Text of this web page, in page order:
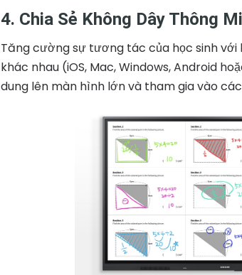
4. Chia Sẻ Không Dây Thông
Tăng cường sự tương tác của học sinh với
khác nhau (iOS, Mac, Windows, Android
dung lên màn hình lớn và tham gia vào